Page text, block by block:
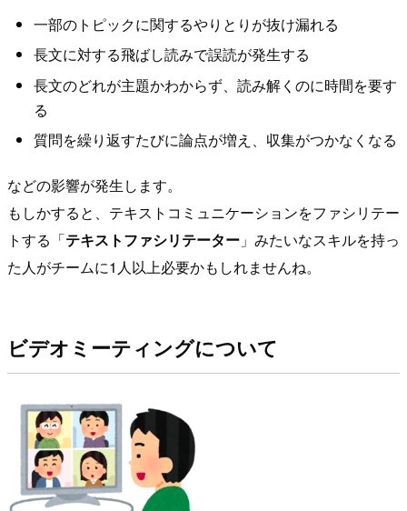
一部のトピックに関するやりとりが抜け漏れる
長文に対する飛ばし読みで誤読が発生する
長文のどれが主題かわからず、読み解くのに時間を要す
る
質問を繰り返すたびに論点が増え、収集がつかなくなる
などの影響が発生します。
もしかすると、テキストコミュニケーションをファシリテー
トする「テキストファシリテーター 」みたいなスキルを持っ
た人がチームに1人以上必要かもしれませんね。
ビデオミーティングについて